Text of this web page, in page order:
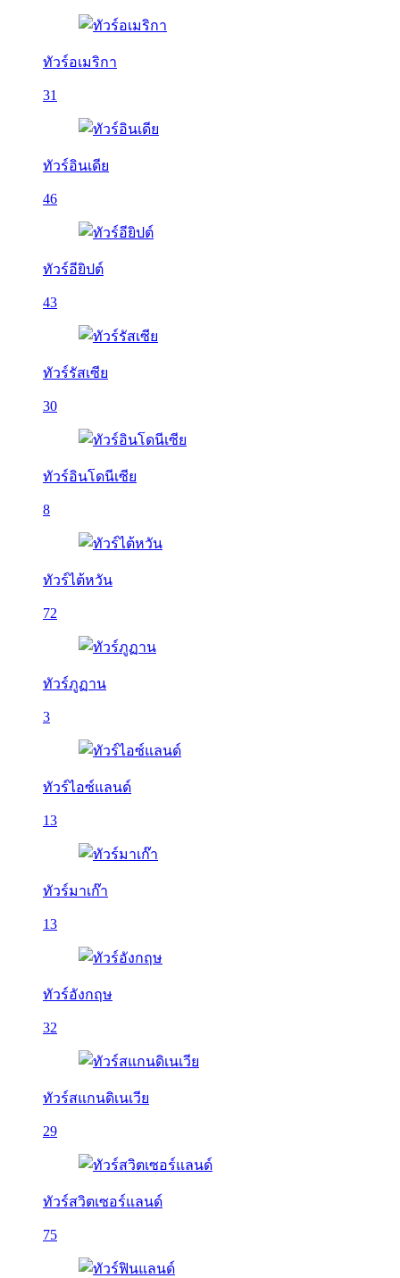
ทัวร์อเมริกา
31
ทัวร์อินเดีย
46
ทัวร์อียิปต์
43
ทัวร์รัสเซีย
30
ทัวร์อินโดนีเซีย
8
ทัวร์ไต้หวัน
72
ทัวร์ภูฏาน
3
ทัวร์ไอซ์แลนด์
13
ทัวร์มาเก๊า
13
ทัวร์อังกฤษ
32
ทัวร์สแกนดิเนเวีย
29
ทัวร์สวิตเซอร์แลนด์
75